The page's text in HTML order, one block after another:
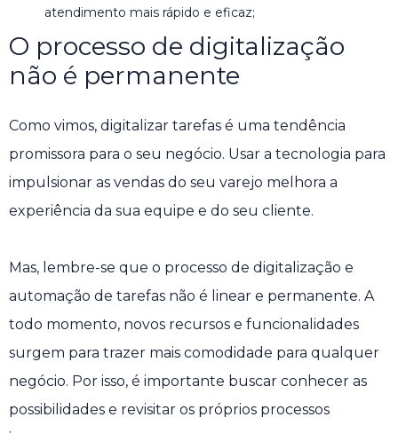
atendimento mais rápido e eficaz;
O processo de digitalização
não é permanente
Como vimos, digitalizar tarefas é uma tendência
promissora para o seu negócio. Usar a tecnologia para
impulsionar as vendas do seu varejo melhora a
experiência da sua equipe e do seu cliente.
Mas, lembre-se que o processo de digitalização e
automação de tarefas não é linear e permanente. A
todo momento, novos recursos e funcionalidades
surgem para trazer mais comodidade para qualquer
negócio. Por isso, é importante buscar conhecer as
possibilidades e revisitar os próprios processos